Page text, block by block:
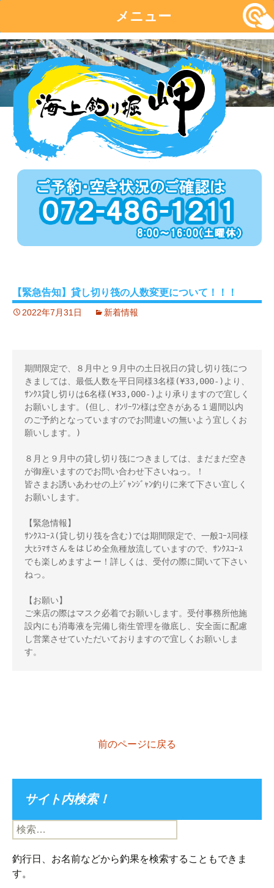
メニュー
コ
ン
テ
ン
【緊急告知】貸し切り筏の人数変更について！！！
2022年7月31日 新着情報
期間限定で、８月中と９月中の土日祝日の貸し切り筏につ
きましては、最低人数を平日同様3名様(¥33,000-)より、
ｻﾝｸｽ貸し切りは6名様(¥33,000-)より承りますので宜しく
お願いします。(但し、ｵﾝﾘｰﾜﾝ様は空きがある１週間以内
のご予約となっていますのでお間違いの無いよう宜しくお
願いします。)
８月と９月中の貸し切り筏につきましては、まだまだ空き
が御座いますのでお問い合わせ下さいねっ。！
皆さまお誘いあわせの上ｼﾞｬﾝｼﾞｬﾝ釣りに来て下さい宜しく
お願いします。
【緊急情報】
ｻﾝｸｽｺｰｽ(貸し切り筏を含む)では期間限定で、一般ｺｰｽ同様
大ﾋﾗﾏｻさんをはじめ全魚種放流していますので、ｻﾝｸｽｺｰｽ
でも楽しめますよー！詳しくは、受付の際に聞いて下さい
ねっ。
【お願い】
ご来店の際はマスク必着でお願いします。受付事務所他施
設内にも消毒液を完備し衛生管理を徹底し、安全面に配慮
し営業させていただいておりますので宜しくお願いしま
す。
前のページに戻る
サイト内検索！
検
索:
釣行日、お名前などから釣果を検索することもできま
す。